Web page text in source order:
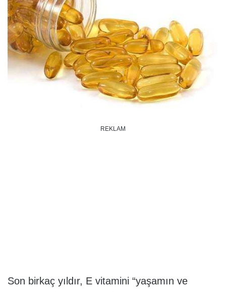
REKLAM
Son birkaç yıldır, E vitamini “yaşamın ve